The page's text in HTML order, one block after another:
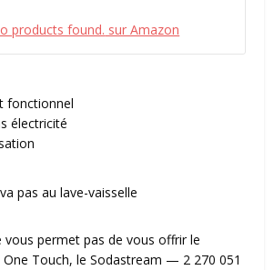
products found. sur Amazon
fonctionnel
électricité
pas au lave-vaisselle
vous permet pas de vous offrir le
One Touch, le Sodastream — 2 270 051